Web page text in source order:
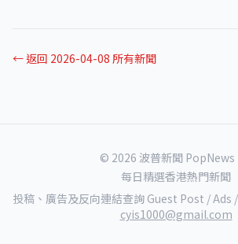
← 返回 2026-04-08 所有新聞
© 2026 波普新聞 PopNews
每日精選香港熱門新聞
投稿、廣告及反向連結查詢 Guest Post / Ads
cyis1000@gmail.com